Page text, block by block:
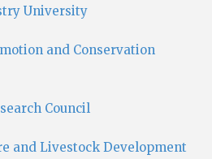
University
and Conservation
Council
and Livestock Development